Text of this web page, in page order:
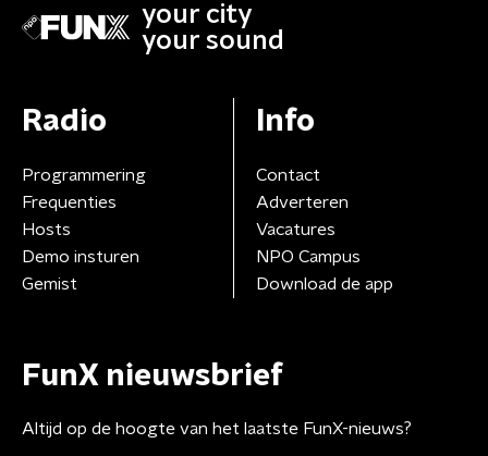
your city
your sound
Radio
Programmering
Frequenties
Hosts
Demo insturen
Gemist
Info
Contact
Adverteren
Vacatures
NPO Campus
Download de app
FunX nieuwsbrief
Altijd op de hoogte van het laatste FunX-nieuws?